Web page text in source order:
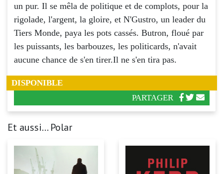
un pur. Il se mêla de politique et de complots, pour la
rigolade, l'argent, la gloire, et N'Gustro, un leader du
Tiers Monde, paya les pots cassés. Butron, floué par
les puissants, les barbouzes, les politicards, n'avait
aucune chance de s'en tirer.Il ne s'en tira pas.
DISPONIBLE
PARTAGER
Et aussi... Polar